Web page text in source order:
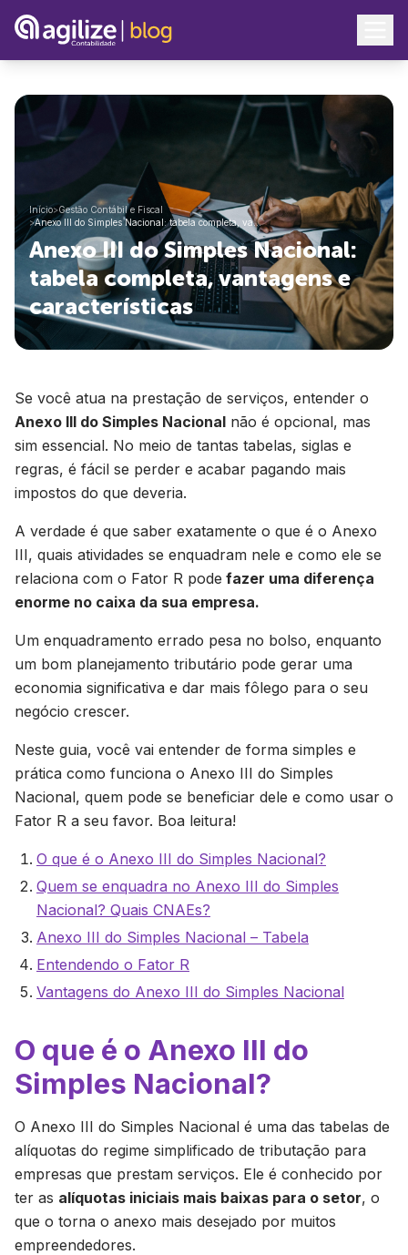
Início>Gestão Contábil e Fiscal
>Anexo III do Simples Nacional: tabela completa, va…
Anexo III do Simples Nacional:
tabela completa, vantagens e
características
Se você atua na prestação de serviços, entender o
Anexo III do Simples Nacional não é opcional, mas
sim essencial. No meio de tantas tabelas, siglas e
regras, é fácil se perder e acabar pagando mais
impostos do que deveria.
A verdade é que saber exatamente o que é o Anexo
III, quais atividades se enquadram nele e como ele se
relaciona com o Fator R pode fazer uma diferença
enorme no caixa da sua empresa.
Um enquadramento errado pesa no bolso, enquanto
um bom planejamento tributário pode gerar uma
economia significativa e dar mais fôlego para o seu
negócio crescer.
Neste guia, você vai entender de forma simples e
prática como funciona o Anexo III do Simples
Nacional, quem pode se beneficiar dele e como usar o
Fator R a seu favor. Boa leitura!
O que é o Anexo III do Simples Nacional?
Quem se enquadra no Anexo III do Simples
Nacional? Quais CNAEs?
Anexo III do Simples Nacional – Tabela
Entendendo o Fator R
Vantagens do Anexo III do Simples Nacional
O que é o Anexo III do
Simples Nacional?
O Anexo III do Simples Nacional é uma das tabelas de
alíquotas do regime simplificado de tributação para
empresas que prestam serviços. Ele é conhecido por
ter as alíquotas iniciais mais baixas para o setor, o
que o torna o anexo mais desejado por muitos
empreendedores.